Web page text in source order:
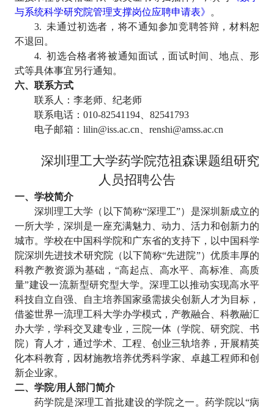
与系统科学研究院管理支撑岗位应聘申请表》
。
3. 未通过初选者，将不通知参加竞聘答辩，材料恕
不退回。
4. 初选合格者将被通知面试，面试时间、地点、形
式等具体事宜另行通知。
六、联系方式
联系人：李老师、纪老师
联系电话： 010-82541194、 82541793
电子邮箱： lilin@iss.ac.cn renshi@amss.ac.cn
深圳理工大学药学院范祖森课题组研究
人员招聘公告
一、学校简介
深圳理工大学（以下简称“深理工”）是深圳新成立的
一所大学，深圳是一座充满魅力、动力、活力和创新力的
城市。学校在中国科学院和广东省的支持下，以中国科学
院深圳先进技术研究院（以下简称“先进院”）优质丰厚的
科教产教资源为基础，“高起点、高水平、高标准、高质
量”建设一流新型研究型大学。深理工以推动实现高水平
科技自立自强、自主培养国家亟需拔尖创新人才为目标，
借鉴世界一流理工科大学办学模式，产教融合、科教融汇
办大学，学科交叉建专业，三院一体（学院、研究院、书
院）育人才，通过学术、工程、创业三轨培养，开展精英
化本科教育，因材施教培养优秀科学家、卓越工程师和创
新企业家。
二、学院/用人部门简介
药学院是深理工首批建设的学院之一。药学院以“病